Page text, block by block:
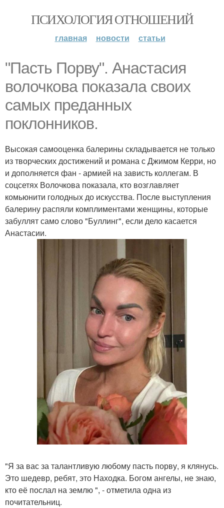
ПСИХОЛОГИЯ ОТНОШЕНИЙ
главная новости статьи
"Пасть Порву". Анастасия
волочкова показала своих
самых преданных
поклонников.
Высокая самооценка балерины складывается не только
из творческих достижений и романа с Джимом Керри, но
и дополняется фан - армией на зависть коллегам. В
соцсетях Волочкова показала, кто возглавляет
комьюнити голодных до искусства. После выступления
балерину распяли комплиментами женщины, которые
забуллят само слово "Буллинг", если дело касается
Анастасии.
"Я за вас за талантливую любому пасть порву, я клянусь.
Это шедевр, ребят, это Находка. Богом ангелы, не знаю,
кто её послал на землю ", - отметила одна из
почитательниц.